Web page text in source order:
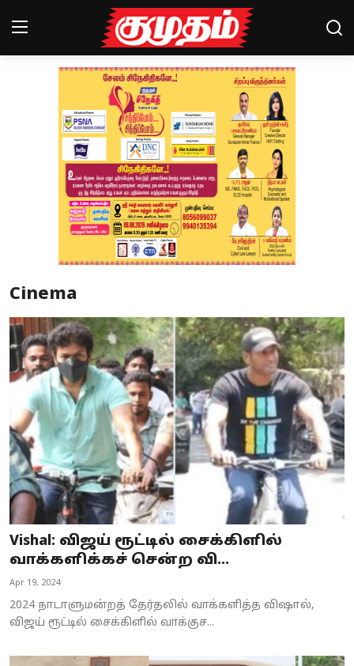
Magazines
Special Story
Business
Crime
Tamilnadu
National
World
Astrology
Spirituality
Weather
Politics
Cinema
Vishal: விஜய் ரூட்டில் சைக்கிளில்
வாக்களிக்கச் சென்ற வி...
Apr 19, 2024
2024 நாடாளுமன்றத் தேர்தலில் வாக்களித்த விஷால்,
விஜய் ரூட்டில் சைக்கிளில் வாக்குச...